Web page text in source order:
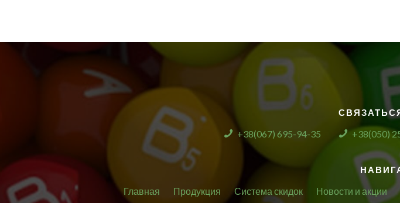
+38(067) 695-94-35 +38(050)
Главная Продукция Система скидок Новости и акции